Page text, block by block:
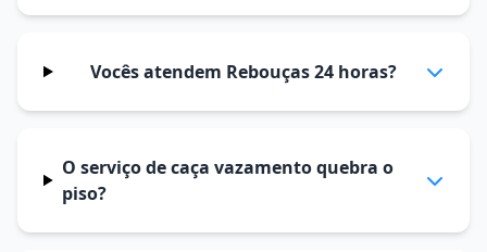
Vocês atendem Rebouças 24 horas?
O serviço de caça vazamento quebra o
piso?